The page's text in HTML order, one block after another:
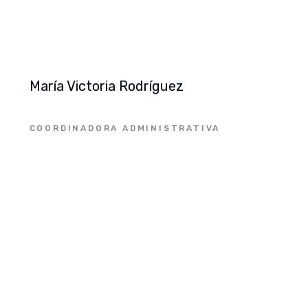
María Victoria Rodríguez
COORDINADORA ADMINISTRATIVA